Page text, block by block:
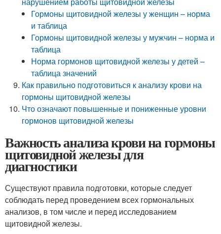
Гормоны щитовидной железы у женщин – норма
и таблица
Гормоны щитовидной железы у мужчин – норма и
таблица
Норма гормонов щитовидной железы у детей –
таблица значений
Как правильно подготовиться к анализу крови на
гормоны щитовидной железы
Что означают повышенные и пониженные уровни
гормонов щитовидной железы
Важность анализа крови на гормоны
щитовидной железы для
диагностики
Существуют правила подготовки, которые следует
соблюдать перед проведением всех гормональных
анализов, в том числе и перед исследованием
щитовидной железы.